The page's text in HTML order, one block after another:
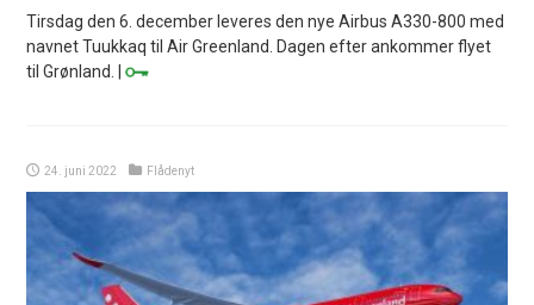
Tirsdag den 6. december leveres den nye Airbus A330-800 med
navnet Tuukkaq til Air Greenland. Dagen efter ankommer flyet
til Grønland. |
24. juni 2022 Flådenyt